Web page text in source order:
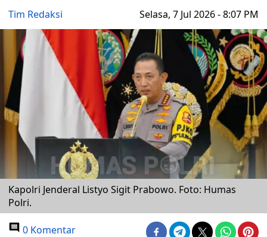
Tim Redaksi Selasa, 7 Jul 2026 - 8:07 PM
Kapolri Jenderal Listyo Sigit Prabowo. Foto: Humas
Polri.
0 Komentar